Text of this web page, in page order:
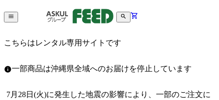
こちらはレンタル専用サイトです
一部商品は沖縄県全域へのお届けを停止しています
7月28日(火)に発生した地震の影響により、一部のご注文に